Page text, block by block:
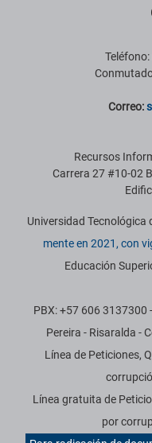
Correo:
Recursos
Carrera 27 #10-02
Universidad Tecnológica
mente en 2021, con
Educación
PBX: +57 606 3137300
Pereira - Risaralda -
Línea de Peticiones,
Línea gratuita de
por